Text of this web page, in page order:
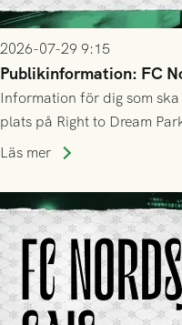
2026-07-29 9:15
Publikinformation: FC
Information för dig som
plats på Right to Dream
Läs mer